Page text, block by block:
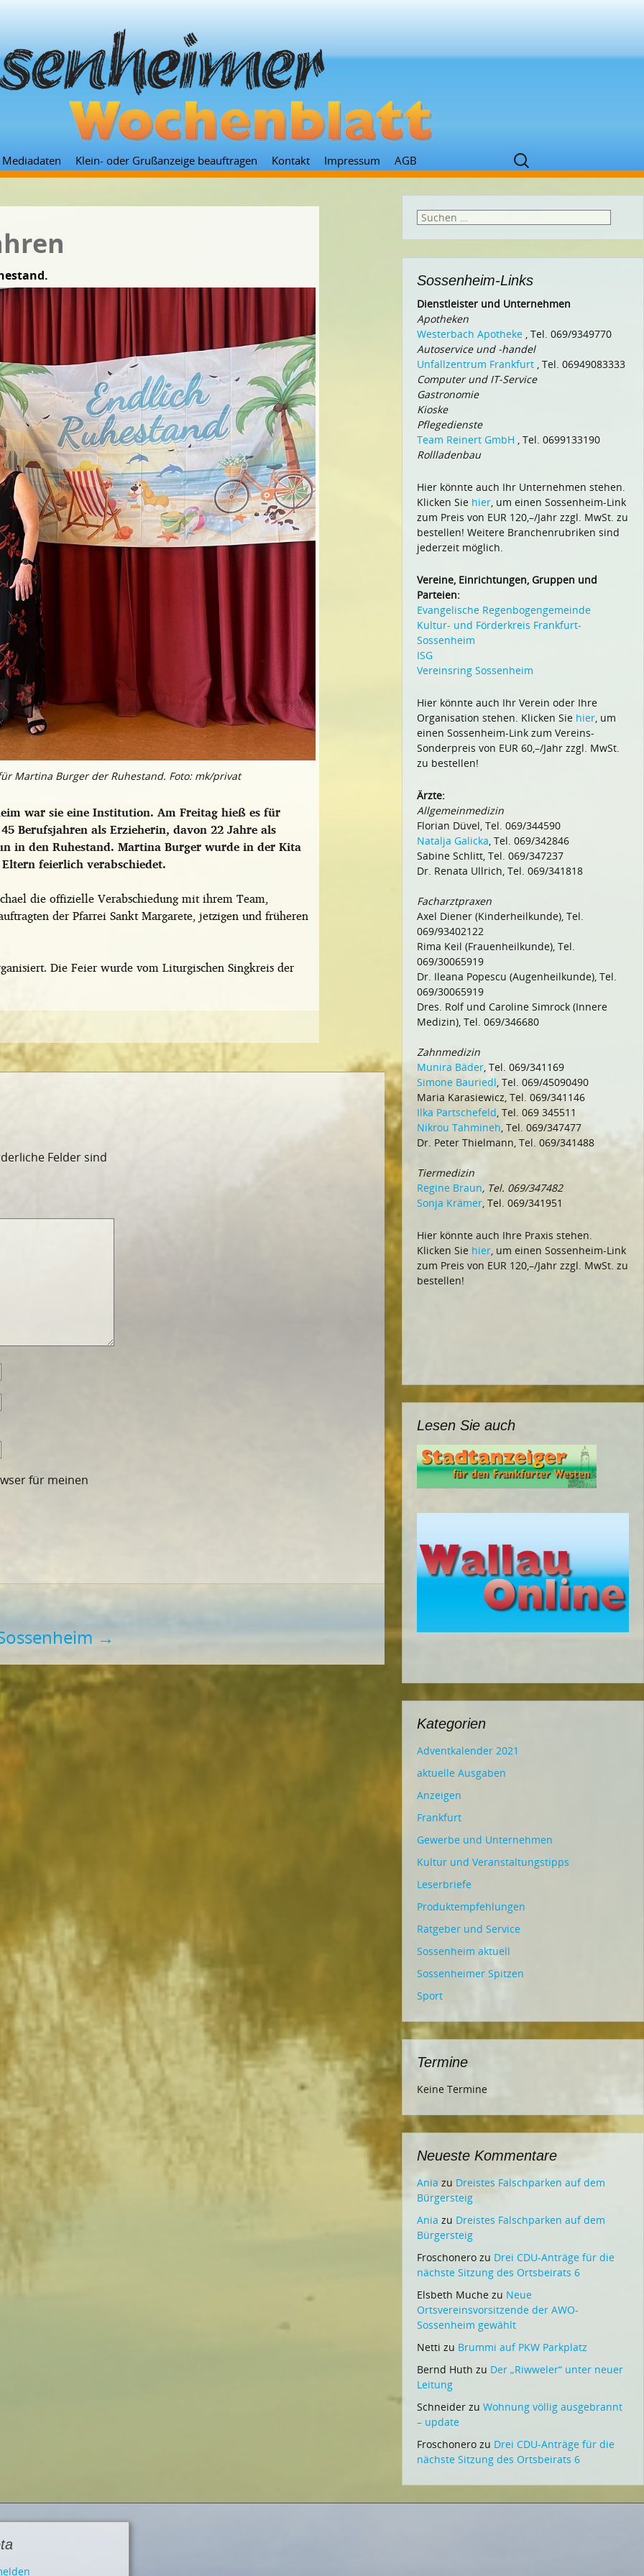
Zum
Inhalt
Mediadaten Klein- oder Grußanzeige beauftragen Kontakt Impressum AGB
Suchen
nach:
Martina Burger der Ruhestand. Foto: mk/privat
war sie eine Institution. Am Freitag hieß es für
Berufsjahren als Erzieherin, davon 22 Jahre als
in den Ruhestand. Martina Burger wurde in der Kita
feierlich verabschiedet.
die offizielle Verabschiedung mit ihrem Team,
der Pfarrei Sankt Margarete, jetzigen und früheren
Die Feier wurde vom Liturgischen Singkreis der
Felder sind
für meinen
→
Suchen
Sossenheim-Links
Dienstleister und Unternehmen
Apotheken
Westerbach Apotheke , Tel. 069/9349770
Autoservice und -handel
Unfallzentrum Frankfurt , Tel. 06949083333
Computer und IT-Service
Gastronomie
Kioske
Pflegedienste
Team Reinert GmbH , Tel. 0699133190
Rollladenbau
Hier könnte auch Ihr Unternehmen stehen.
Klicken Sie hier, um einen Sossenheim-Link
zum Preis von EUR 120,–/Jahr zzgl. MwSt. zu
bestellen! Weitere Branchenrubriken sind
jederzeit möglich.
Vereine, Einrichtungen, Gruppen und
Parteien:
Evangelische Regenbogengemeinde
Kultur- und Förderkreis Frankfurt-
Sossenheim
ISG
Vereinsring Sossenheim
Hier könnte auch Ihr Verein oder Ihre
Organisation stehen. Klicken Sie hier, um
einen Sossenheim-Link zum Vereins-
Sonderpreis von EUR 60,–/Jahr zzgl. MwSt.
zu bestellen!
Ärzte:
Allgemeinmedizin
Florian Düvel, Tel. 069/344590
Natalja Galicka, Tel. 069/342846
Sabine Schlitt, Tel. 069/347237
Dr. Renata Ullrich, Tel. 069/341818
Facharztpraxen
Axel Diener (Kinderheilkunde), Tel.
069/93402122
Rima Keil (Frauenheilkunde), Tel.
069/30065919
Dr. Ileana Popescu (Augenheilkunde), Tel.
069/30065919
Dres. Rolf und Caroline Simrock (Innere
Medizin), Tel. 069/346680
Zahnmedizin
Munira Bäder, Tel. 069/341169
Simone Bauriedl, Tel. 069/45090490
Maria Karasiewicz, Tel. 069/341146
Ilka Partschefeld, Tel. 069 345511
Nikrou Tahmineh, Tel. 069/347477
Dr. Peter Thielmann, Tel. 069/341488
Tiermedizin
Regine Braun, Tel. 069/347482
Sonja Krämer, Tel. 069/341951
Hier könnte auch Ihre Praxis stehen.
Klicken Sie hier, um einen Sossenheim-Link
zum Preis von EUR 120,–/Jahr zzgl. MwSt. zu
bestellen!
Lesen Sie auch
Kategorien
Adventkalender 2021
aktuelle Ausgaben
Anzeigen
Frankfurt
Gewerbe und Unternehmen
Kultur und Veranstaltungstipps
Leserbriefe
Produktempfehlungen
Ratgeber und Service
Sossenheim aktuell
Sossenheimer Spitzen
Sport
Termine
Keine Termine
Neueste Kommentare
Ania zu Dreistes Falschparken auf dem
Bürgersteig
Ania zu Dreistes Falschparken auf dem
Bürgersteig
Froschonero zu Drei CDU-Anträge für die
nächste Sitzung des Ortsbeirats 6
Elsbeth Muche zu Neue
Ortsvereinsvorsitzende der AWO-
Sossenheim gewählt
Netti zu Brummi auf PKW Parkplatz
Bernd Huth zu Der „Riwweler“ unter neuer
Leitung
Schneider zuWohnung völlig ausgebrannt
– update
Froschonero zu Drei CDU-Anträge für die
nächste Sitzung des Ortsbeirats 6